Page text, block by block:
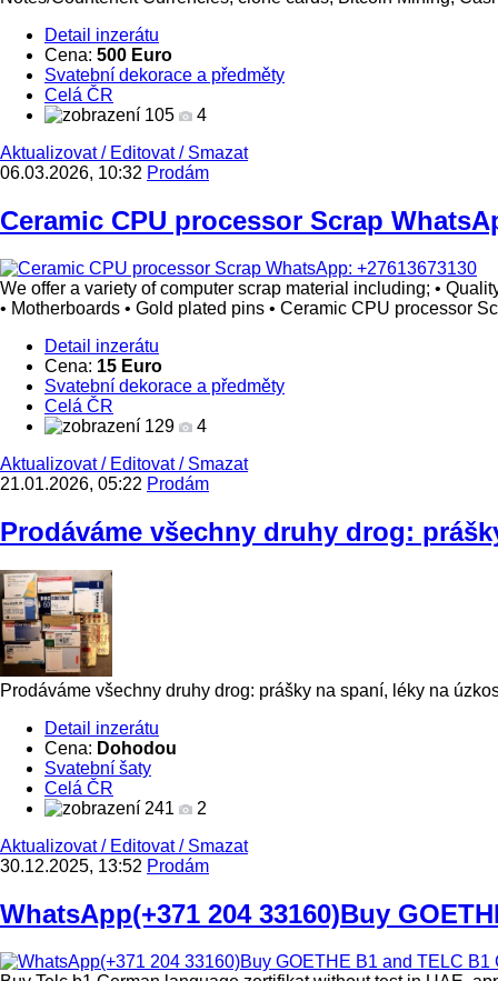
Detail inzerátu
Cena: 500 Euro
Svatební dekorace a předměty
Celá ČR
105
4
Aktualizovat/ Editovat/ Smazat
06.03.2026, 10:32 Prodám
Ceramic CPU processor Scrap
We offer a variety of computer scrap material including; •
• Motherboards • Gold plated pins • Ceramic CPU processor
Detail inzerátu
Cena: 15 Euro
Svatební dekorace a předměty
Celá ČR
129
4
Aktualizovat/ Editovat/ Smazat
21.01.2026, 05:22 Prodám
Prodáváme všechny druhy drog:
Prodáváme všechny druhy drog: prášky na spaní, léky na
Detail inzerátu
Cena: Dohodou
Svatební šaty
Celá ČR
241
2
Aktualizovat/ Editovat/ Smazat
30.12.2025, 13:52 Prodám
WhatsApp(+371 204 33160)Buy